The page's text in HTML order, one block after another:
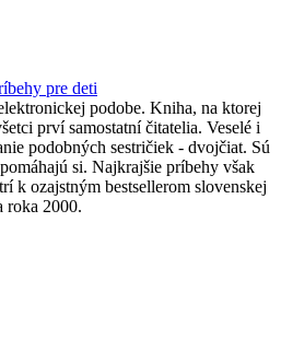
pre deti
podobe. Kniha, na ktorej
prví samostatní čitatelia. Veselé i
podobných sestričiek - dvojčiat. Sú
si. Najkrajšie príbehy však
k ozajstným bestsellerom slovenskej
roka 2000.